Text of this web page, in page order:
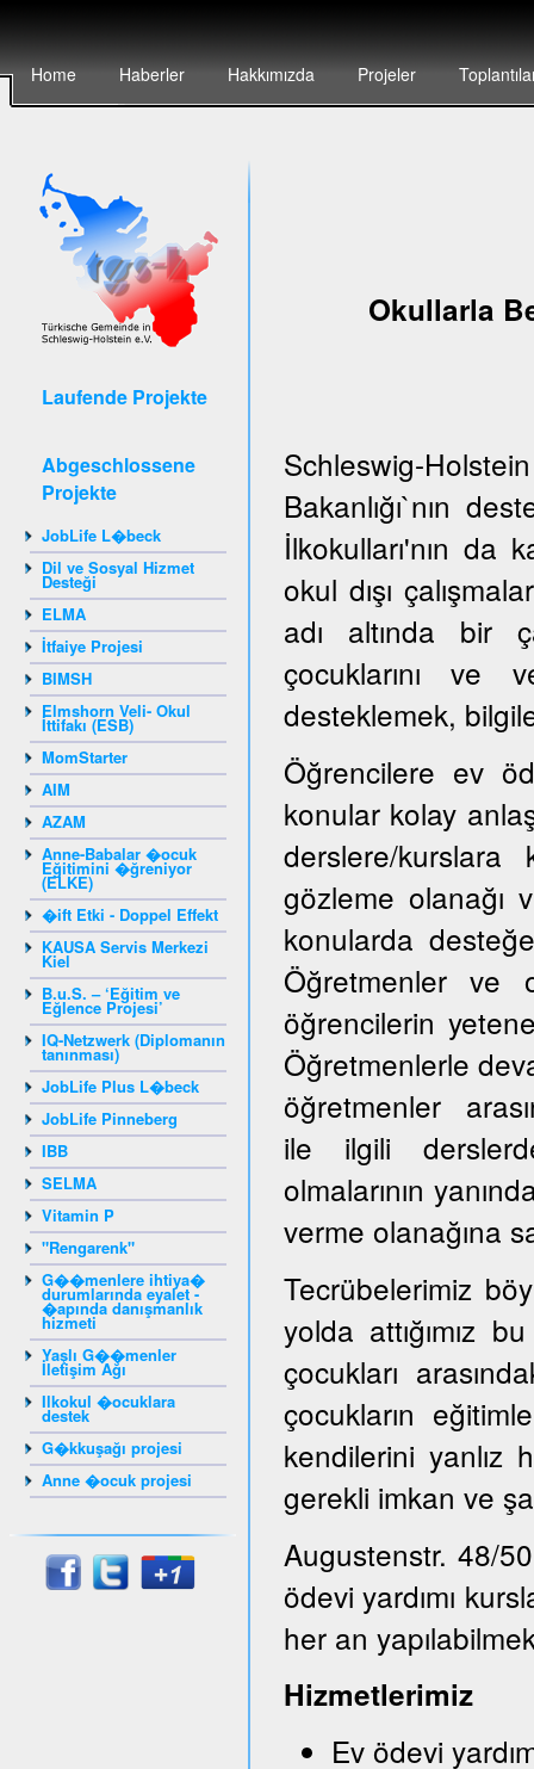
Home Haberler Hakkımızda Projeler
Laufende Projekte
Abgeschlossene
Projekte
JobLife L�beck
Dil ve Sosyal Hizmet
Desteği
ELMA
İtfaiye Projesi
BIMSH
Elmshorn Veli- Okul
İttifakı (ESB)
MomStarter
AIM
AZAM
Anne-Babalar �ocuk
Eğitimini �ğreniyor
(ELKE)
�ift Etki - Doppel Effekt
KAUSA Servis Merkezi
Kiel
B.u.S. – ‘Eğitim ve
Eğlence Projesi’
IQ-Netzwerk (Diplomanın
tanınması)
JobLife Plus L�beck
JobLife Pinneberg
IBB
SELMA
Vitamin P
"Rengarenk"
G��menlere ihtiya�
durumlarında eyalet -
�apında danışmanlık
hizmeti
Yaşlı G��menler
İletişim Ağı
Ilkokul �ocuklara
destek
G�kkuşağı projesi
Anne �ocuk projesi
Okullarla
Schleswig-
Bakanlığı`nın
İlkokulları'nın da
okul dışı
adı altında bir
çocuklarını ve
desteklemek,
Öğrencilere ev
konular kolay
derslere/kurslara
gözleme olanağı
konularda
Öğretmenler ve
öğrencilerin
Öğretmenlerle
öğretmenler
ile ilgili
olmalarının
verme olanağına
Tecrübelerimiz
yolda attığımız
çocukları
çocukların
kendilerini yanlız
gerekli imkan ve
Augustenstr. 48/
ödevi yardımı
her an
Hizmetlerimiz
Ev ödevi